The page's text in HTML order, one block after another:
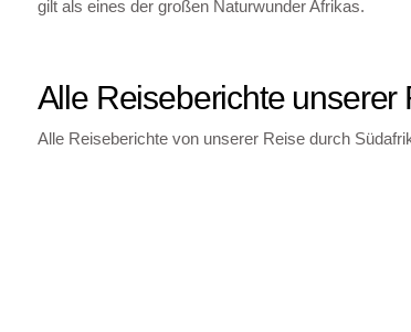
gilt als eines der großen Naturwunder Afrikas.
Alle Reiseberichte
Alle Reiseberichte von unserer Reise durch